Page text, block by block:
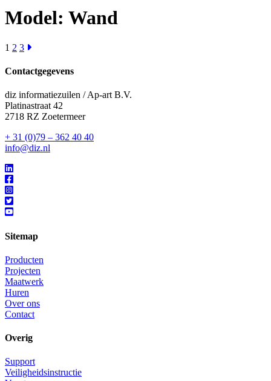
Model: Wand
1 2 3
Contactgegevens
diz informatiezuilen / Ap-art B.V.
Platinastraat 42
2718 RZ Zoetermeer
+ 31 (0)79 – 362 40 40
info@diz.nl
Sitemap
Producten
Projecten
Maatwerk
Huren
Over ons
Contact
Overig
Support
Veiligheidsinstructie